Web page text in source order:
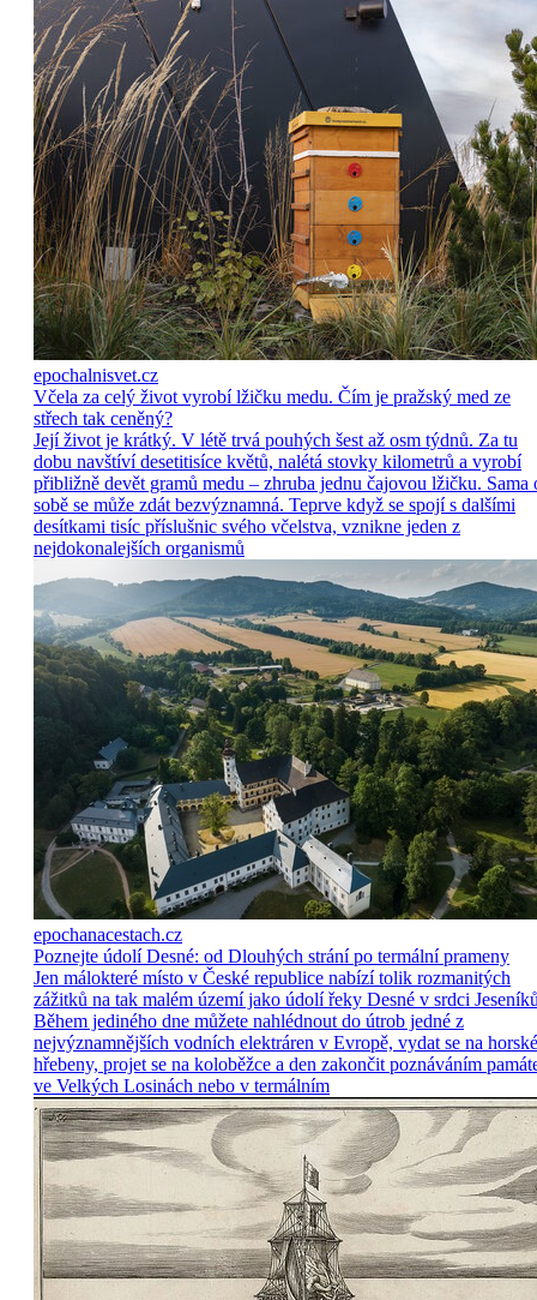
epochalnisvet.cz
Včela za celý život vyrobí lžičku medu. Čím je pražský med ze
střech tak ceněný?
Její život je krátký. V létě trvá pouhých šest až osm týdnů. Za tu
dobu navštíví desetitisíce květů, nalétá stovky kilometrů a vyrobí
přibližně devět gramů medu – zhruba jednu čajovou lžičku. Sama
sobě se může zdát bezvýznamná. Teprve když se spojí s dalšími
desítkami tisíc příslušnic svého včelstva, vznikne jeden z
nejdokonalejších organismů
epochanacestach.cz
Poznejte údolí Desné: od Dlouhých strání po termální prameny
Jen málokteré místo v České republice nabízí tolik rozmanitých
zážitků na tak malém území jako údolí řeky Desné v srdci
Během jediného dne můžete nahlédnout do útrob jedné z
nejvýznamnějších vodních elektráren v Evropě, vydat se na horské
hřebeny, projet se na koloběžce a den zakončit poznáváním
ve Velkých Losinách nebo v termálním